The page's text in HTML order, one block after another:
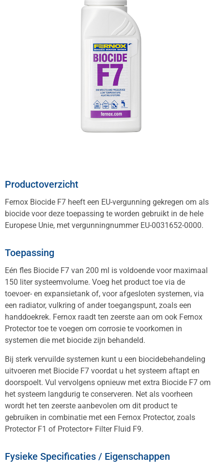
Productoverzicht
Fernox Biocide F7 heeft een EU-vergunning gekregen om als
biocide voor deze toepassing te worden gebruikt in de hele
Europese Unie, met vergunningnummer EU-0031652-0000.
Toepassing
Eén fles Biocide F7 van 200 ml is voldoende voor maximaal
150 liter systeemvolume. Voeg het product toe via de
toevoer- en expansietank of, voor afgesloten systemen, via
een radiator, vulkring of ander toegangspunt, zoals een
handdoekrek. Fernox raadt ten zeerste aan om ook Fernox
Protector toe te voegen om corrosie te voorkomen in
systemen die met biocide zijn behandeld.
Bij sterk vervuilde systemen kunt u een biocidebehandeling
uitvoeren met Biocide F7 voordat u het systeem aftapt en
doorspoelt. Vul vervolgens opnieuw met extra Biocide F7 om
het systeem langdurig te conserveren. Net als voorheen
wordt het ten zeerste aanbevolen om dit product te
gebruiken in combinatie met een Fernox Protector, zoals
Protector F1 of Protector+ Filter Fluid F9.
Fysieke Specificaties / Eigenschappen